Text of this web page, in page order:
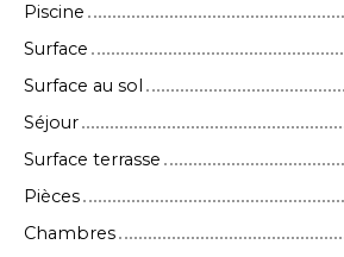
Piscine
Surface
Surface au sol
Séjour
Surface terrasse
Pièces
Chambres